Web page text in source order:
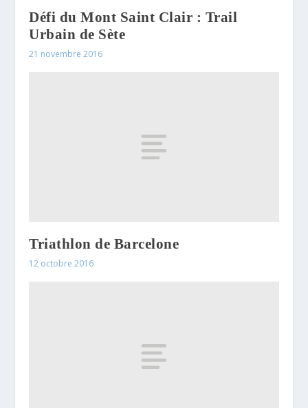
Défi du Mont Saint Clair : Trail
Urbain de Sète
21 novembre 2016
Triathlon de Barcelone
12 octobre 2016